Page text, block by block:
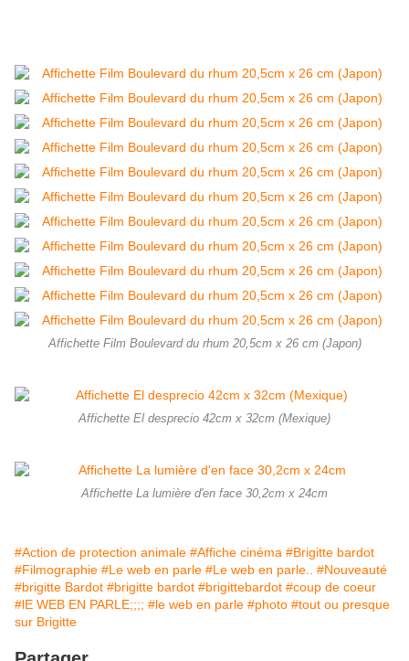
Affichette Film Boulevard du rhum 20,5cm x 26 cm (Japon)
Affichette El desprecio 42cm x 32cm (Mexique)
Affichette La lumière d'en face 30,2cm x 24cm
#Action de protection animale #Affiche cinéma #Brigitte bardot
#Filmographie #Le web en parle #Le web en parle..
#Nouveauté
#brigitte Bardot #brigitte bardot #brigittebardot #coup de coeur
#lE WEB EN PARLE;;;; #le web en parle #photo #tout ou presque
sur Brigitte